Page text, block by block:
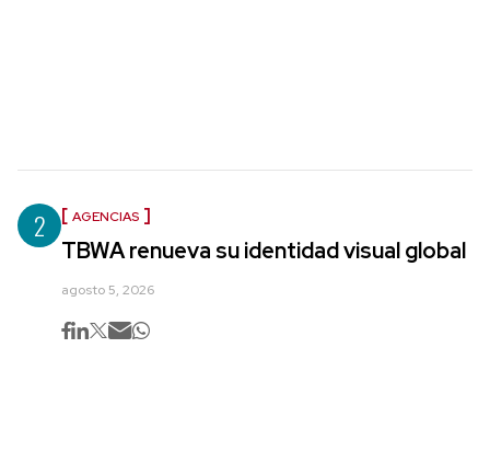
2 AGENCIAS
TBWA renueva su identidad visual global
agosto 5, 2026